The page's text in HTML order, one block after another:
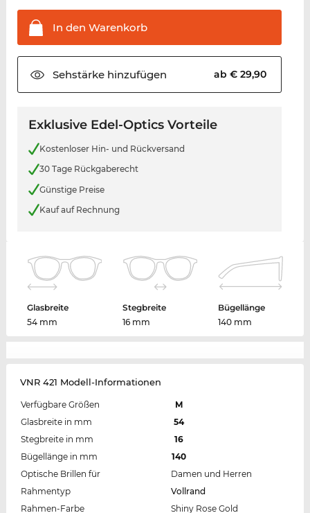
In den Warenkorb
Sehstärkehinzufügen ab € 29,90
Exklusive Edel-Optics Vorteile
Kostenloser Hin- und Rückversand
30 Tage Rückgaberecht
Günstige Preise
Kauf auf Rechnung
Glasbreite
54 mm
Stegbreite
16 mm
Bügellänge
140 mm
VNR 421 Modell-Informationen
Verfügbare Größen
M
Glasbreite in mm
54
Stegbreite in mm
16
Bügellänge in mm
140
Optische Brillen für
Damen und Herren
Rahmentyp
Vollrand
Rahmen-Farbe
Shiny Rose Gold